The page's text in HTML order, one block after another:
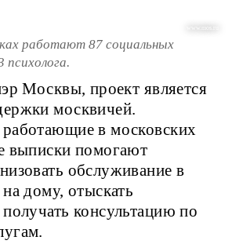
работают 87 социальных
психолога.
Москвы, проект является
москвичей.
в московских
выписки помогают
обслуживание в
дому, отыскать
консультацию по